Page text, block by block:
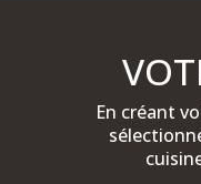
En créant